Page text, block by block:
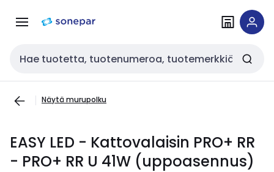
navigointiinsisältöön
Haku
Näytä murupolku
EASY LED - Kattovalaisin PRO+ RR
- PRO+ RR U 41W (uppoasennus)